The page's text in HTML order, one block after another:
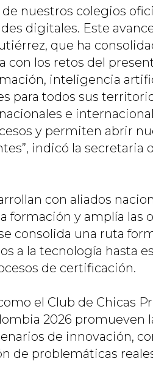
de nuestros colegios
digitales. Este
que ha
con los retos del
inteligencia
para todos sus
e
y permiten abrir
”, indicó la secretaria
con aliados
formación y amplía las
consolida una ruta
a la tecnología hasta
de certificación.
el Club de Chicas
2026 promueven
de innovación,
de problemáticas